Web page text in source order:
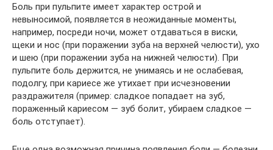
Боль при пульпите имеет характер острой и
невыносимой, появляется в неожиданные моменты,
например, посреди ночи, может отдаваться в виски,
щеки и нос (при поражении зуба на верхней челюсти), ухо
и шею (при поражении зуба на нижней челюсти). При
пульпите боль держится, не унимаясь и не ослабевая,
подолгу, при кариесе же утихает при исчезновении
раздражителя (пример: сладкое попадает на зуб,
пораженный кариесом — зуб болит, убираем сладкое —
боль отступает).